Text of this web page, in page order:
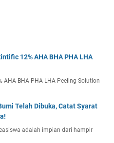
12% AHA BHA PHA LHA
AHA BHA PHA LHA Peeling Solution
Telah Dibuka, Catat Syarat
adalah impian dari hampir